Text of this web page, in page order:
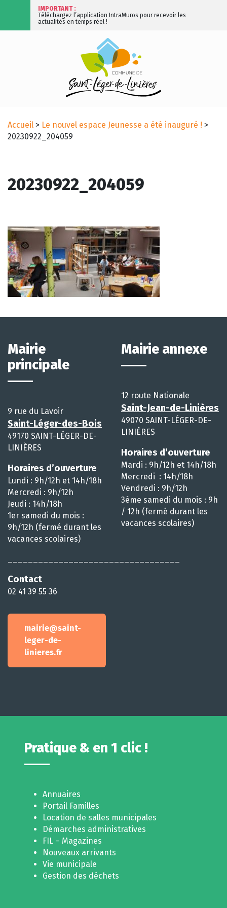
IMPORTANT :
Téléchargez l’application IntraMuros pour recevoir les
actualités en temps réel !
Accueil > Le nouvel espace Jeunesse a été inauguré ! >
20230922_204059
20230922_204059
Mairie
principale
9 rue du Lavoir
Saint-Léger-des-Bois
49170 SAINT-LÉGER-DE-
LINIÈRES
Horaires d’ouverture
Lundi : 9h/12h et 14h/18h
Mercredi : 9h/12h
Jeudi : 14h/18h
1er samedi du mois :
9h/12h (fermé durant les
vacances scolaires)
Contact
02 41 39 55 36
mairie@saint-
leger-de-
linieres.fr
Mairie annexe
12 route Nationale
Saint-Jean-de-Linières
49070 SAINT-LÉGER-DE-
LINIÈRES
Horaires d’ouverture
Mardi : 9h/12h et 14h/18h
Mercredi : 14h/18h
Vendredi : 9h/12h
3ème samedi du mois : 9h
/ 12h (fermé durant les
vacances scolaires)
Pratique & en 1 clic !
Annuaires
Portail Familles
Location de salles municipales
Démarches administratives
FIL – Magazines
Nouveaux arrivants
Vie municipale
Gestion des déchets